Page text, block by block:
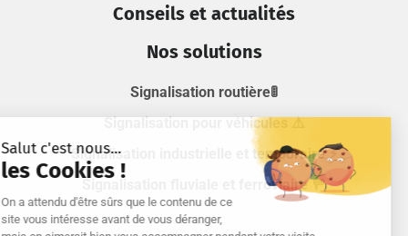
Conseils et actualités
Nos solutions
Signalisation routière🚦
Signalisation pour véhicules ⚠️
Signalisation industrielle et temporaire ⚡
Signalisation fluviale et ferroviaire 🚥